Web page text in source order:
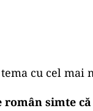
cu cel
român simte